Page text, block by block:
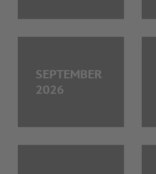
SEPTEMBER
2026